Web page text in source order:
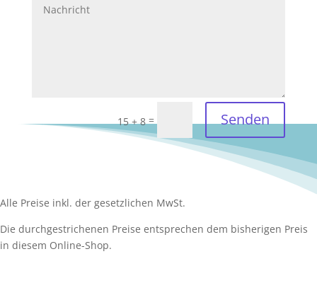
15 + 8 = Senden
Alle Preise inkl. der gesetzlichen MwSt.
Die durchgestrichenen Preise entsprechen dem bisherigen Preis
in diesem Online-Shop.